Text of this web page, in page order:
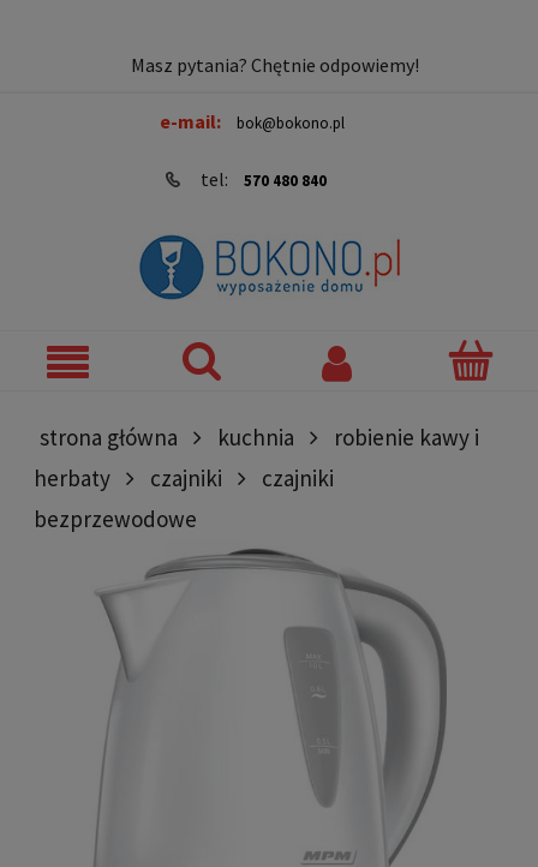
Masz pytania? Chętnie odpowiemy!
e-mail: bok@bokono.pl
tel: 570 480 840
strona główna kuchnia
robienie kawy i
herbaty
czajniki
czajniki
bezprzewodowe